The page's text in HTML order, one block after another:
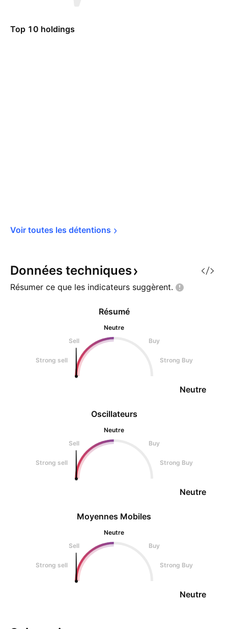
Top 10 holdings
Voir toutes les détentions
Données techniques
Résumer ce que les indicateurs suggèrent.
Oscillateurs
Neutre
Sell
Buy
Strong sell Strong Buy
Neutre
Résumé
Neutre
Sell
Buy
Strong sell Strong Buy
Neutre
Moyennes Mobiles
Neutre
Sell
Buy
Strong sell Strong Buy
Neutre